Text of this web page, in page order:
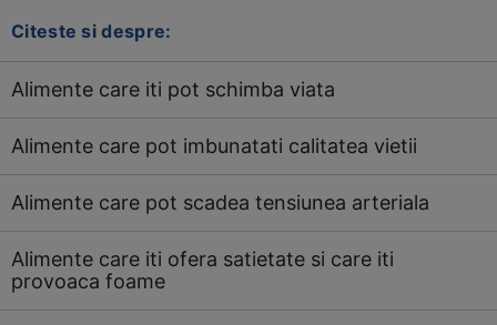
Citeste si despre:
Alimente care iti pot schimba viata
Alimente care pot imbunatati calitatea vietii
Alimente care pot scadea tensiunea arteriala
Alimente care iti ofera satietate si care iti
provoaca foame